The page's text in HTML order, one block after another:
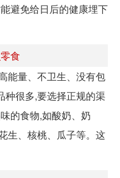
避免给日后的健康埋下
食
能量、不卫生、没有包
种很多,要选择正规的渠
的食物,如酸奶、奶
生、核桃、瓜子等。这